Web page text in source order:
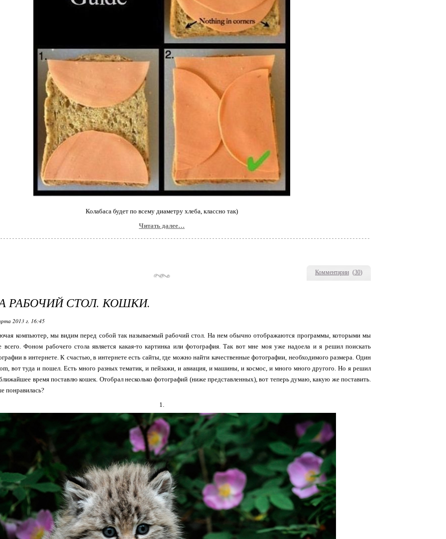
Комментарии (30)
Колабаса будет по всему диаметру хлеба, классно так)
Читать далее…
РАБОЧИЙ СТОЛ. КОШКИ.
2013 г. 16:45
компьютер, мы видим перед собой так называемый рабочий стол. На нем обычно отображаются программы, которыми мы
всего. Фоном рабочего стола является какая-то картинка или фотография. Так вот мне моя уже надоела и я решил поискать
в интернете. К счастью, в интернете есть сайты, где можно найти качественные фотографии, необходимого размера. Один
вот туда и пошел. Есть много разных тематик, и пейзажи, и авиация, и машины, и космос, и много много другого. Но я решил
время поставлю кошек. Отобрал несколько фотографий (ниже представленных), вот теперь думаю, какую же поставить.
понравилась?
1.